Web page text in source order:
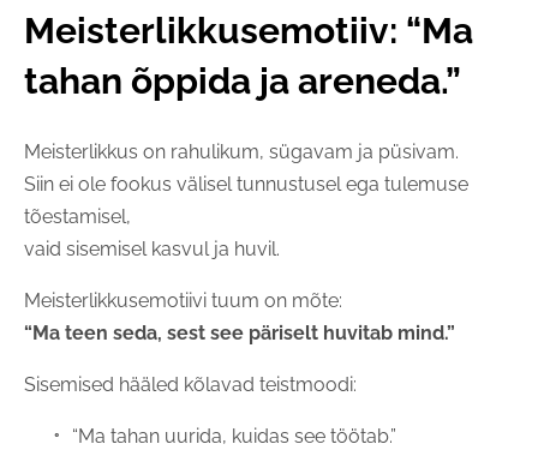
Meisterlikkusemotiiv: “Ma
tahan õppida ja areneda.”
Meisterlikkus on rahulikum, sügavam ja püsivam.
Siin ei ole fookus välisel tunnustusel ega tulemuse
tõestamisel,
vaid sisemisel kasvul ja huvil.
Meisterlikkusemotiivi tuum on mõte:
“Ma teen seda, sest see päriselt huvitab mind.”
Sisemised hääled kõlavad teistmoodi:
“Ma tahan uurida, kuidas see töötab.”